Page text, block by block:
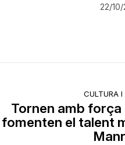
22/10/
CULTURA I
Tornen amb
fomenten el talent